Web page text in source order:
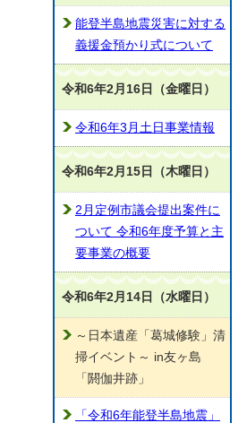
能登半島地震災害に対する
義援金預かり式について
令和6年2月16日（金曜日）
令和6年3月土日事業情報
令和6年2月15日（木曜日）
2月定例市議会提出案件に
ついて 令和6年度予算と主
要事業の概要
令和6年2月14日（水曜日）
～日本遺産「葛城修験」清
掃イベント～ in友ヶ島
「閼伽井跡」
「令和6年能登半島地震」